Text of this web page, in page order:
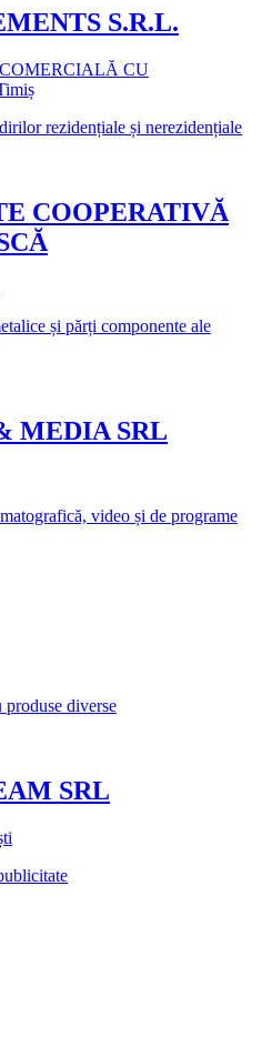
S.R.L.
CU
rezidențiale și nerezidențiale
COOPERATIVĂ
și părți componente ale
MEDIA SRL
video și de programe
diverse
SRL